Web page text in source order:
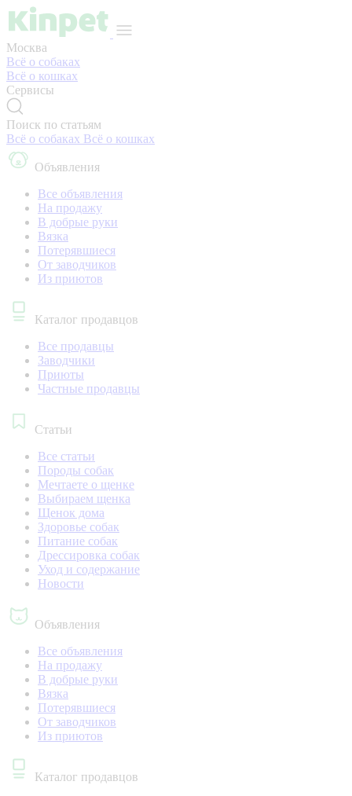
Москва
Всё о собаках
Всё о кошках
Сервисы
Поиск по статьям
Всё о собаках Всё о кошках
Объявления
Все объявления
На продажу
В добрые руки
Вязка
Потерявшиеся
От заводчиков
Из приютов
Каталог продавцов
Все продавцы
Заводчики
Приюты
Частные продавцы
Статьи
Все статьи
Породы собак
Мечтаете о щенке
Выбираем щенка
Щенок дома
Здоровье собак
Питание собак
Дрессировка собак
Уход и содержание
Новости
Объявления
Все объявления
На продажу
В добрые руки
Вязка
Потерявшиеся
От заводчиков
Из приютов
Каталог продавцов